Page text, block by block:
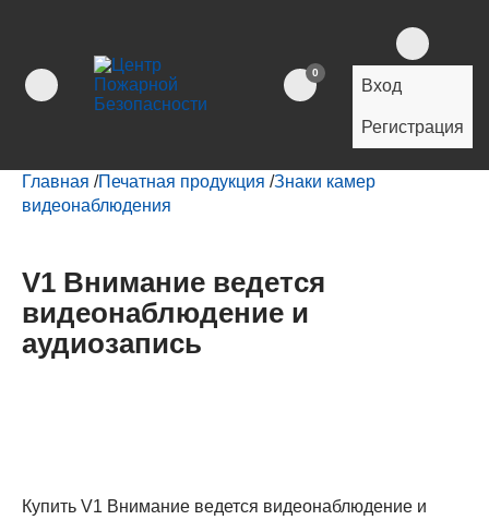
0
Вход
Регистрация
Главная /Печатная продукция /Знаки камер
видеонаблюдения
V1 Внимание ведется
видеонаблюдение и
аудиозапись
Купить V1 Внимание ведется видеонаблюдение и